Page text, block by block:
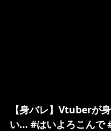
【身バレ】Vtuberが
い… #はいよろこん